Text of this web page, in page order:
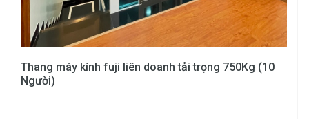
Thang máy kính fuji liên doanh tải trọng 750Kg (10
Người)